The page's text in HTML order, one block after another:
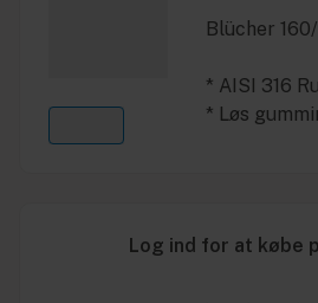
Blücher
* AISI 316
* Løs
Log ind for at købe